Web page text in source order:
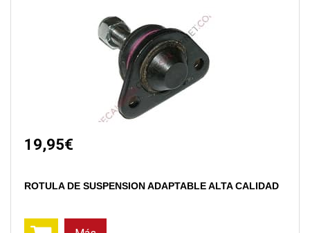
19,95€
ROTULA DE SUSPENSION ADAPTABLE ALTA CALIDAD